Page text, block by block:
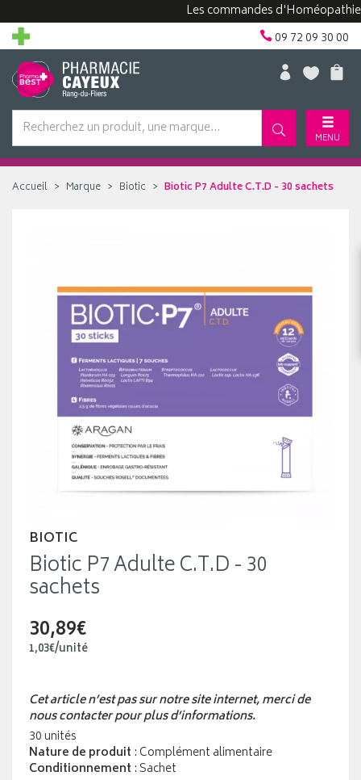
Les commandes d'Homéopathie
09 72 09 30 00
MENU
Accueil Marque Biotic Biotic P7 Adulte C.T.D - 30 sachets
BIOTIC
Biotic P7 Adulte C.T.D - 30
sachets
30,89€
1,03€/unité
Cet article n’est pas sur notre site internet, merci de
nous contacter pour plus d’informations.
30 unités
Nature de produit : Complément alimentaire
Conditionnement : Sachet